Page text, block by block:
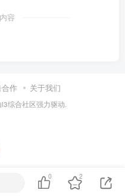
容
作 关于我们
i3综合社区强力驱动.
0 2